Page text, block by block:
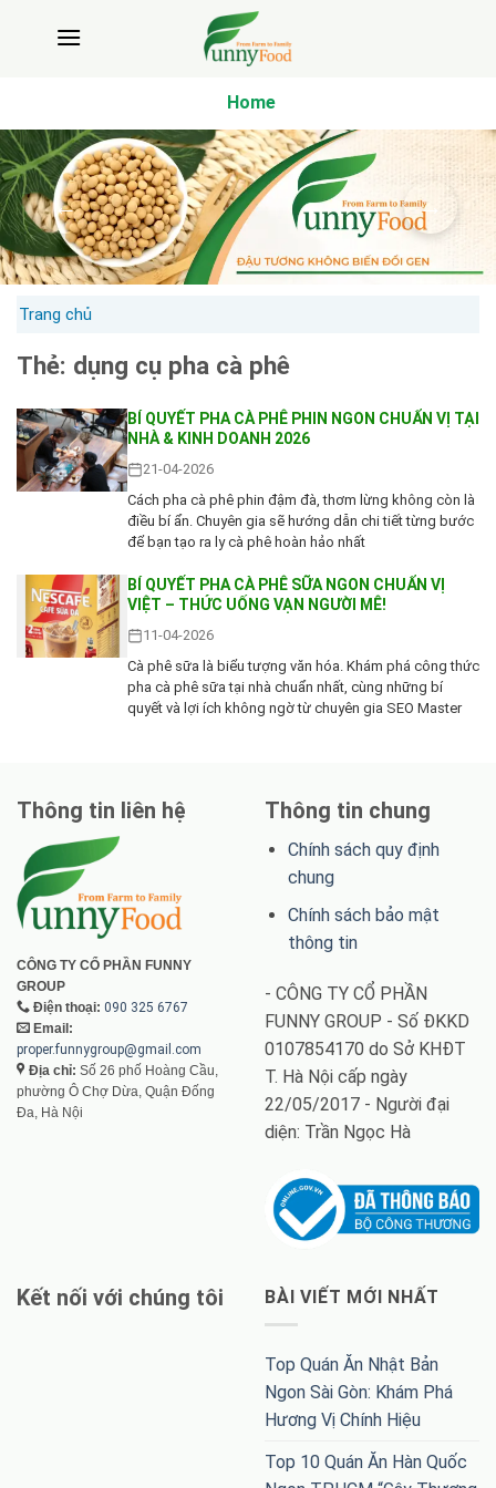
Home
Trang chủ
Thẻ: dụng cụ pha cà phê
BÍ QUYẾT PHA CÀ PHÊ PHIN NGON CHUẨN VỊ TẠI
NHÀ & KINH DOANH 2026
21-04-2026
Cách pha cà phê phin đậm đà, thơm lừng không còn là
điều bí ẩn. Chuyên gia sẽ hướng dẫn chi tiết từng bước
để bạn tạo ra ly cà phê hoàn hảo nhất
BÍ QUYẾT PHA CÀ PHÊ SỮA NGON CHUẨN VỊ
VIỆT – THỨC UỐNG VẠN NGƯỜI MÊ!
11-04-2026
Cà phê sữa là biểu tượng văn hóa. Khám phá công thức
pha cà phê sữa tại nhà chuẩn nhất, cùng những bí
quyết và lợi ích không ngờ từ chuyên gia SEO Master
Thông tin liên hệ
CÔNG TY CỔ PHẦN FUNNY
GROUP
Điện thoại: 090 325 6767
Email:
proper.funnygroup@gmail.com
Địa chỉ: Số 26 phố Hoàng Cầu,
phường Ô Chợ Dừa, Quận Đống
Đa, Hà Nội
Thông tin chung
Chính sách quy định
chung
Chính sách bảo mật
thông tin
- CÔNG TY CỔ PHẦN
FUNNY GROUP - Số ĐKKD
0107854170 do Sở KHĐT
T. Hà Nội cấp ngày
22/05/2017 - Người đại
diện: Trần Ngọc Hà
Kết nối với chúng tôi BÀI VIẾT MỚI NHẤT
Top Quán Ăn Nhật Bản
Ngon Sài Gòn: Khám Phá
Hương Vị Chính Hiệu
Top 10 Quán Ăn Hàn Quốc